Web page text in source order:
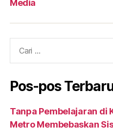
Media
Pos-pos
Tanpa Pembelajaran di
Metro Membebaskan